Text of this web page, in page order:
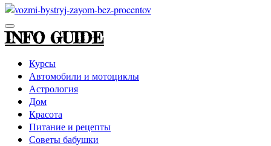
INFO GUIDE
Курсы
Автомобили и мотоциклы
Астрология
Дом
Красота
Питание и рецепты
Советы бабушки